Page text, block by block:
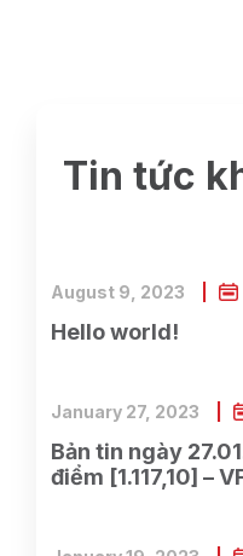
Tin tức
Hello world!
August 9, 2023
Bản tin ngày
điểm [1.117,10] –
January 27, 2023